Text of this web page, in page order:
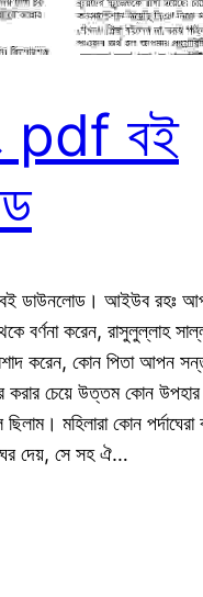
pdf বই
বই ডাউনলোড। আইউব রহঃ
বর্ণনা করেন, রাসুলুল্লাহ
করেন, কোন পিতা আপন
চেয়ে উত্তম কোন উপহার
ছিলাম। মহিলারা কোন
দেয়, সে সহ ঐ…